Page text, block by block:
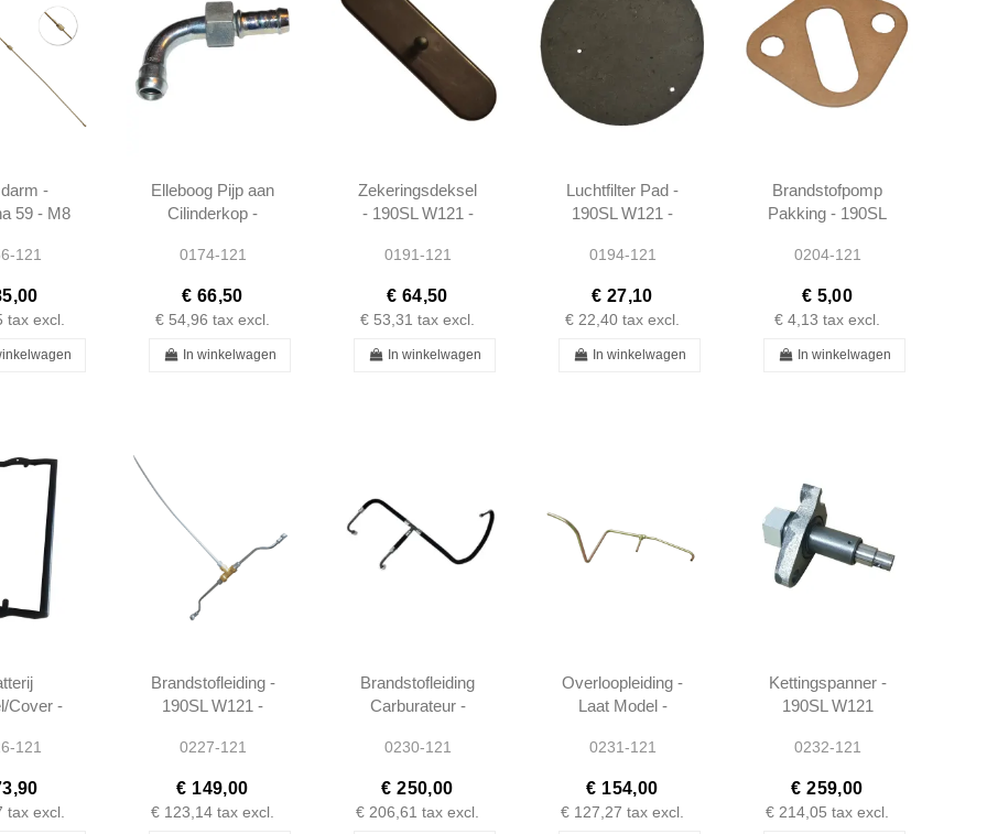
-
59 - M8
121
tax excl.
Elleboog Pijp aan
Cilinderkop -
1802000419
0174-121
€ 66,50
€ 54,96 tax excl.
In winkelwagen
Zekeringsdeksel
- 190SL W121 -
0191-121
€ 64,50
€ 53,31 tax excl.
In winkelwagen
Luchtfilter Pad -
190SL W121 -
0194-121
€ 27,10
€ 22,40 tax excl.
In winkelwagen
Brandstofpomp
Pakking - 190SL
1810910080
0204-121
€ 5,00
€ 4,13 tax excl.
In winkelwagen
Cover -
-
121
tax excl.
Brandstofleiding -
190SL W121 -
0227-121
€ 149,00
€ 123,14 tax excl.
Brandstofleiding
Carburateur -
1210700132
0230-121
€ 250,00
€ 206,61 tax excl.
Overloopleiding -
Laat Model -
1210700835
0231-121
€ 154,00
€ 127,27 tax excl.
Kettingspanner -
190SL W121
A1150501011
0232-121
€ 259,00
€ 214,05 tax excl.